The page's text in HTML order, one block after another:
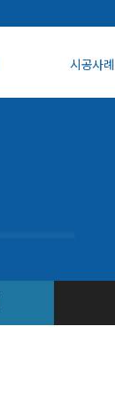
시공사례